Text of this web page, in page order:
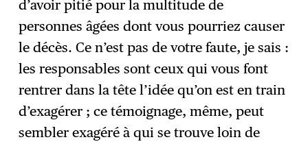
d’avoir pitié pour la multitude de
personnes âgées dont vous pourriez causer
le décès. Ce n’est pas de votre faute, je sais :
les responsables sont ceux qui vous font
rentrer dans la tête l’idée qu’on est en train
d’exagérer ; ce témoignage, même, peut
sembler exagéré à qui se trouve loin de